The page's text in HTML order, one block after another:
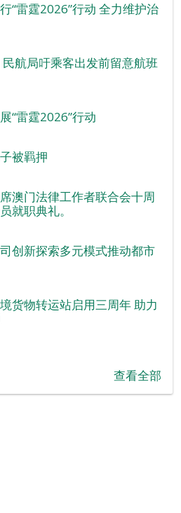
“雷霆2026”行动 全力维护治
航局吁乘客出发前留意航班
“雷霆2026”行动
被羁押
澳门法律工作者联合会十周
就职典礼。
创新探索多元模式推动都市
货物转运站启用三周年 助力
查看全部